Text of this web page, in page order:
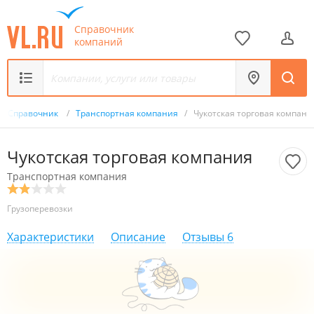
Справочник
компаний
Справочник / Транспортная компания / Чукотская торговая
Чукотская торговая компания
Транспортная компания
Грузоперевозки
Характеристики Описание Отзывы 6